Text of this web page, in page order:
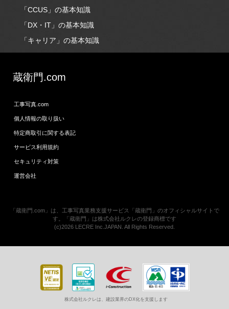
「CCUS」の基本知識
「DX・IT」の基本知識
「キャリア」の基本知識
蔵衛門.com
工事写真.com
個人情報の取り扱い
特定商取引に関する表記
サービス利用規約
セキュリティ対策
運営会社
「蔵衛門.com」は、工事写真業務支援サービス「蔵衛門」のオフィシャルサイトで
す。「蔵衛門」は株式会社ルクレの登録商標です
(c)2026 LECRE Inc.JAPAN. All Rights Reserved.
株式会社ルクレは、建設業界のDX化を支援します